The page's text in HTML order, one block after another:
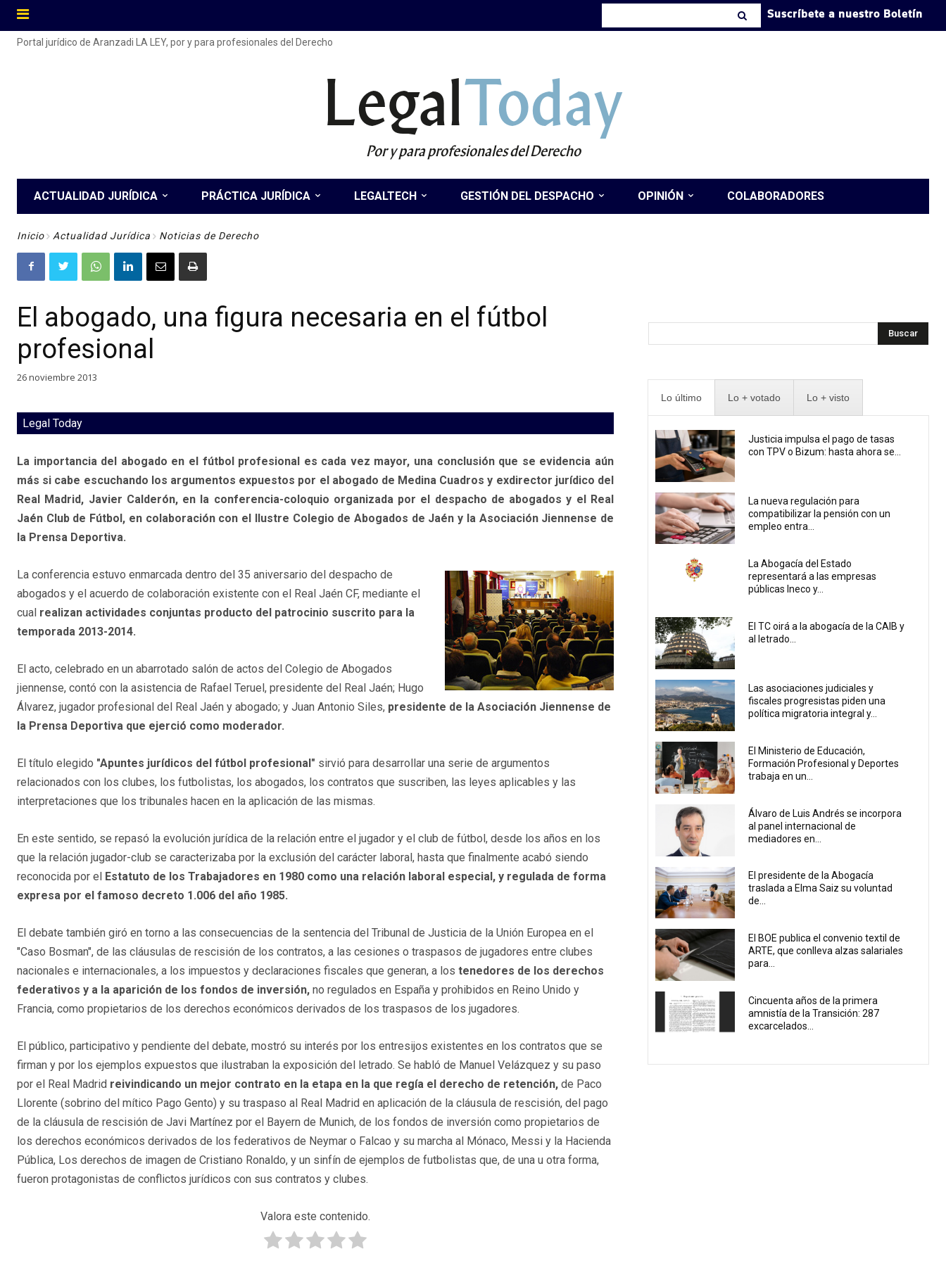
Suscríbete a nuestro Boletín
Portal jurídico de Aranzadi LA LEY, por y para profesionales del Derecho
LegalToday
Por y para profesionales del Derecho
ACTUALIDAD JURÍDICA PRÁCTICA JURÍDICA LEGALTECH GESTIÓN DEL DESPACHO OPINIÓN COLABORADORES
Inicio Actualidad Jurídica Noticias de Derecho
El abogado, una figura necesaria en el fútbol
profesional
26 noviembre 2013
Legal Today
La importancia del abogado en el fútbol profesional es cada vez mayor, una conclusión que se evidencia aún
más si cabe escuchando los argumentos expuestos por el abogado de Medina Cuadros y exdirector jurídico del
Real Madrid, Javier Calderón, en la conferencia-coloquio organizada por el despacho de abogados y el Real
Jaén Club de Fútbol, en colaboración con el Ilustre Colegio de Abogados de Jaén y la Asociación Jiennense de
la Prensa Deportiva.
La conferencia estuvo enmarcada dentro del 35 aniversario del despacho de
abogados y el acuerdo de colaboración existente con el Real Jaén CF, mediante el
cual realizan actividades conjuntas producto del patrocinio suscrito para la
temporada 2013-2014.
El acto, celebrado en un abarrotado salón de actos del Colegio de Abogados
jiennense, contó con la asistencia de Rafael Teruel, presidente del Real Jaén; Hugo
Álvarez, jugador profesional del Real Jaén y abogado; y Juan Antonio Siles, presidente de la Asociación Jiennense de
la Prensa Deportiva que ejerció como moderador.
El título elegido "Apuntes jurídicos del fútbol profesional" sirvió para desarrollar una serie de argumentos
relacionados con los clubes, los futbolistas, los abogados, los contratos que suscriben, las leyes aplicables y las
interpretaciones que los tribunales hacen en la aplicación de las mismas.
En este sentido, se repasó la evolución jurídica de la relación entre el jugador y el club de fútbol, desde los años en los
que la relación jugador-club se caracterizaba por la exclusión del carácter laboral, hasta que finalmente acabó siendo
reconocida por el
Estatuto de los Trabajadores en 1980 como una relación laboral especial, y regulada de forma
expresa por el famoso decreto 1.006 del año 1985.
El debate también giró en torno a las consecuencias de la sentencia del Tribunal de Justicia de la Unión Europea en el
"Caso Bosman", de las cláusulas de rescisión de los contratos, a las cesiones o traspasos de jugadores entre clubes
nacionales e internacionales, a los impuestos y declaraciones fiscales que generan, a los tenedores de los derechos
federativos y a la aparición de los fondos de inversión, no regulados en España y prohibidos en Reino Unido y
Francia, como propietarios de los derechos económicos derivados de los traspasos de los jugadores.
El público, participativo y pendiente del debate, mostró su interés por los entresijos existentes en los contratos que se
firman y por los ejemplos expuestos que ilustraban la exposición del letrado. Se habló de Manuel Velázquez y su paso
por el Real Madrid reivindicando un mejor contrato en la etapa en la que regía el derecho de retención, de Paco
Llorente (sobrino del mítico Pago Gento) y su traspaso al Real Madrid en aplicación de la cláusula de rescisión, del pago
de la cláusula de rescisión de Javi Martínez por el Bayern de Munich, de los fondos de inversión como propietarios de
los derechos económicos derivados de los federativos de Neymar o Falcao y su marcha al Mónaco, Messi y la Hacienda
Pública, Los derechos de imagen de Cristiano Ronaldo, y un sinfín de ejemplos de futbolistas que, de una u otra forma,
fueron protagonistas de conflictos jurídicos con sus contratos y clubes.
Valora este contenido.
Buscar
Lo último Lo + votado Lo + visto
Justicia impulsa el pago de tasas
con TPV o Bizum: hasta ahora se...
La nueva regulación para
compatibilizar la pensión con un
empleo entra...
La Abogacía del Estado
representará a las empresas
públicas Ineco y...
El TC oirá a la abogacía de la CAIB y
al letrado...
Las asociaciones judiciales y
fiscales progresistas piden una
política migratoria integral y...
El Ministerio de Educación,
Formación Profesional y Deportes
trabaja en un...
Álvaro de Luis Andrés se incorpora
al panel internacional de
mediadores en...
El presidente de la Abogacía
traslada a Elma Saiz su voluntad
de...
El BOE publica el convenio textil de
ARTE, que conlleva alzas salariales
para...
Cincuenta años de la primera
amnistía de la Transición: 287
excarcelados...